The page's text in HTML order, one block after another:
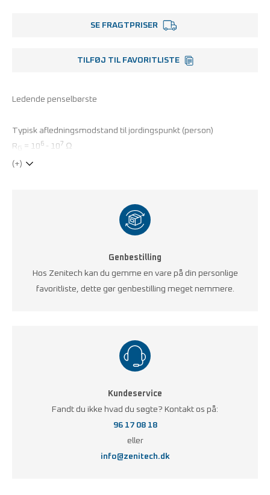
SE FRAGTPRISER
TILFØJ TIL FAVORITLISTE
Ledende penselbørste
Typisk afledningsmodstand til jordingspunkt (person)
R
= 10 6 - 10 7 Ω
(+)
Genbestilling
Hos Zenitech kan du gemme en vare på din personlige
favoritliste, dette gør genbestilling meget nemmere.
Kundeservice
Fandt du ikke hvad du søgte? Kontakt os på:
96 17 08 18
eller
info@zenitech.dk